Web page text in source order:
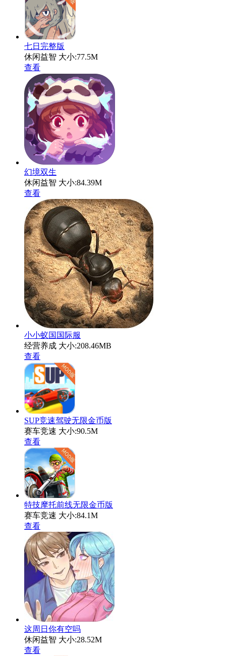
七日完整版
休闲益智 大小:77.5M
查看
幻境双生
休闲益智 大小:84.39M
查看
小小蚁国国际服
经营养成 大小:208.46MB
查看
SUP竞速驾驶无限金币版
赛车竞速 大小:90.5M
查看
特技摩托前线无限金币版
赛车竞速 大小:84.1M
查看
这周日你有空吗
休闲益智 大小:28.52M
查看